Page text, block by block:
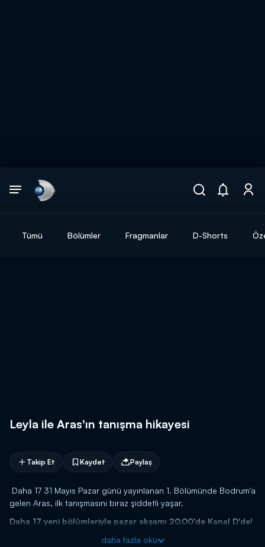
Tümü Bölümler Fragmanlar D-Shorts
Leyla ile Aras'ın tanışma hikayesi
Takip Et Kaydet Paylaş
Daha 17 31 Mayıs Pazar günü yayınlanan 1. Bölümünde Bodrum'a
gelen Aras, ilk tanışmasını biraz şiddetli yaşar.
Daha 17 yeni bölümleriyle pazar akşamı 20.00'de Kanal D'de!
daha fazla oku